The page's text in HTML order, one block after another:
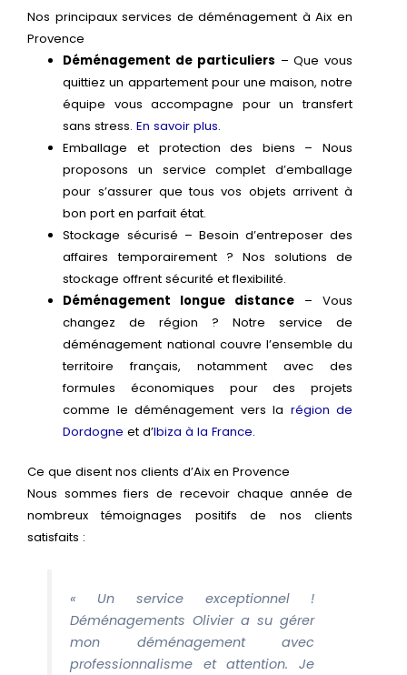
Nos principaux services de déménagement à Aix en
Provence
Déménagement de particuliers – Que vous
quittiez un appartement pour une maison, notre
équipe vous accompagne pour un transfert
sans stress.En savoir plus.
Emballage et protection des biens – Nous
proposons un service complet d’emballage
pour s’assurer que tous vos objets arrivent à
bon port en parfait état.
Stockage sécurisé – Besoin d’entreposer des
affaires temporairement ? Nos solutions de
stockage offrent sécurité et flexibilité.
Déménagement longue distance – Vous
changez de région ? Notre service de
déménagement national couvre l’ensemble du
territoire français, notamment avec des
formules économiques pour des projets
comme le déménagement vers la région de
Dordogne et d’Ibiza à la France.
Ce que disent nos clients d’Aix en Provence
Nous sommes fiers de recevoir chaque année de
nombreux témoignages positifs de nos clients
satisfaits :
« Un service exceptionnel !
Déménagements Olivier a su gérer
mon déménagement avec
professionnalisme et attention. Je